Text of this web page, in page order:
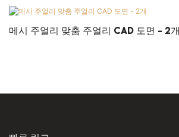
메시 주얼리 맞춤 주얼리 CAD 도면 - 2개